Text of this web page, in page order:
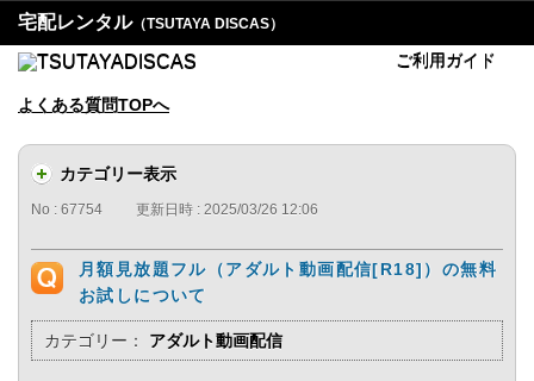
宅配レンタル（TSUTAYA DISCAS）
ご利用ガイド
よくある質問TOPへ
カテゴリー表示
No : 67754 更新日時 : 2025/03/26 12:06
月額見放題フル（アダルト動画配信[R18]）の無料
お試しについて
カテゴリー： アダルト動画配信